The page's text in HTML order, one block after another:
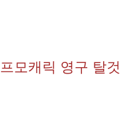
프모캐릭 영구 탈